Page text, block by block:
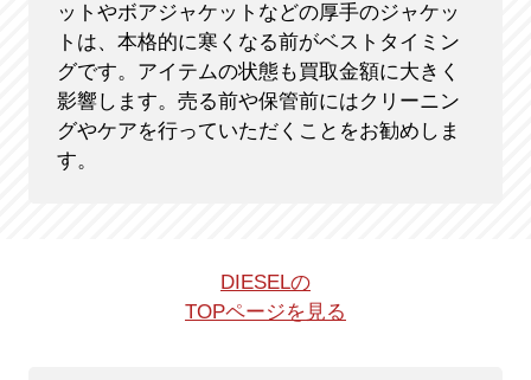
ットやボアジャケットなどの厚手のジャケッ
トは、本格的に寒くなる前がベストタイミン
グです。アイテムの状態も買取金額に大きく
影響します。売る前や保管前にはクリーニン
グやケアを行っていただくことをお勧めしま
す。
DIESELの
TOPページを見る